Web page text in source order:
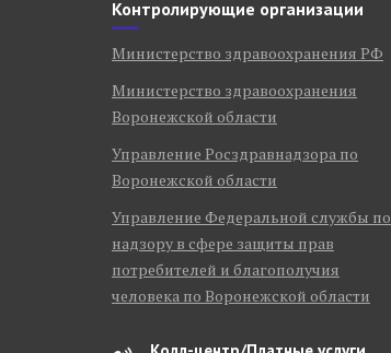
Контролирующие организации
Министерство здравоохранения РФ
Министерство здравоохранения
Воронежской области
Управление Росздравнадзора по
Воронежской области
Управление Федеральной службы по
надзору в сфере защиты прав
потребителей и благополучия
человека по Воронежской области